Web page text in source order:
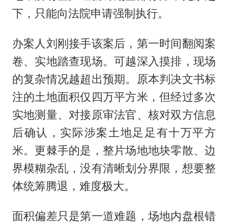
下，只能向法院申请强制执行。
办案人刘刚接手该案后，第一时间翻阅案
卷、实地踏查现场。可越深入摸排，现场
的复杂情况越超出预期。原本判决文书标
注的土地面积仅四万平方米，但经过多次
实地测量、对接原审法官、核对双方信息
后确认，实际涉案土地足足有十万平方
米。更棘手的是，整片场地地块零散、边
界模糊杂乱，没有清晰划分界限，想要整
体统筹腾退，难度极大。
面积偏差只是第一道难题，场地内盘根错